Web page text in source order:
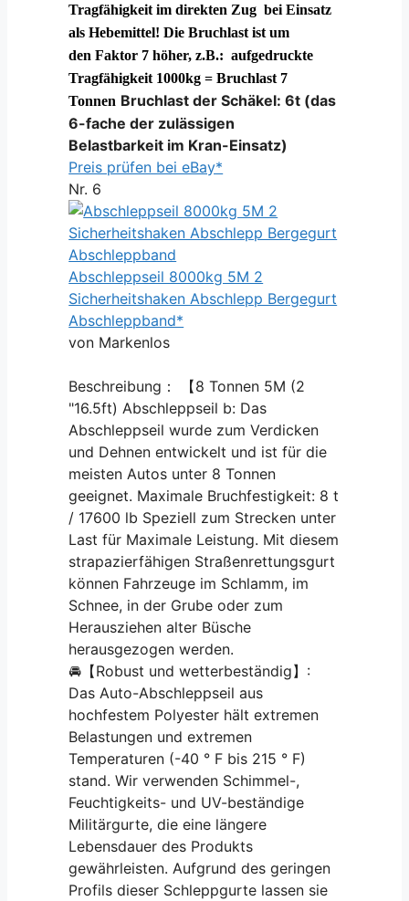
Tragfähigkeit im direkten Zug bei Einsatz
als Hebemittel! Die Bruchlast ist um
den Faktor 7 höher, z.B.: aufgedruckte
Tragfähigkeit 1000kg = Bruchlast 7
Tonnen Bruchlast der Schäkel: 6t (das
6-fache der zulässigen
Belastbarkeit im Kran-Einsatz)
Preis prüfen bei eBay*
Nr. 6
Abschleppseil 8000kg 5M 2
Sicherheitshaken Abschlepp Bergegurt
Abschleppband*
von Markenlos
Beschreibung： 【8 Tonnen 5M (2
"16.5ft) Abschleppseil b: Das
Abschleppseil wurde zum Verdicken
und Dehnen entwickelt und ist für die
meisten Autos unter 8 Tonnen
geeignet. Maximale Bruchfestigkeit: 8 t
/ 17600 lb Speziell zum Strecken unter
Last für Maximale Leistung. Mit diesem
strapazierfähigen Straßenrettungsgurt
können Fahrzeuge im Schlamm, im
Schnee, in der Grube oder zum
Herausziehen alter Büsche
herausgezogen werden.
🚘【Robust und wetterbeständig】:
Das Auto-Abschleppseil aus
hochfestem Polyester hält extremen
Belastungen und extremen
Temperaturen (-40 ° F bis 215 ° F)
stand. Wir verwenden Schimmel-,
Feuchtigkeits- und UV-beständige
Militärgurte, die eine längere
Lebensdauer des Produkts
gewährleisten. Aufgrund des geringen
Profils dieser Schleppgurte lassen sie